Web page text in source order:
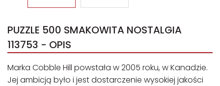
PUZZLE 500 SMAKOWITA NOSTALGIA
113753 - OPIS
Marka Cobble Hill powstała w 2005 roku, w Kanadzie.
Jej ambicją było i jest dostarczenie wysokiej jakości